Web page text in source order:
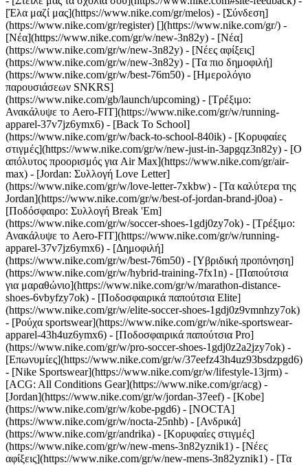
[Έλα μαζί μας](https://www.nike.com/gr/melos) - [Σύνδεση]
(https://www.nike.com/gr/register) [](https://www.nike.com/gr/) -
[Νέα](https://www.nike.com/gr/w/new-3n82y) - [Νέα]
(https://www.nike.com/gr/w/new-3n82y) - [Νέες αφίξεις]
(https://www.nike.com/gr/w/new-3n82y) - [Τα πιο δημοφιλή]
(https://www.nike.com/gr/w/best-76m50) - [Ημερολόγιο
παρουσιάσεων SNKRS]
(https://www.nike.com/gb/launch/upcoming) - [Τρέξιμο:
Ανακάλυψε το Aero-FIT](https://www.nike.com/gr/w/running-
apparel-37v7jz6ymx6) - [Back To School]
(https://www.nike.com/gr/w/back-to-school-840ik) - [Κορυφαίες
στιγμές](https://www.nike.com/gr/w/new-just-in-3apgqz3n82y) - [Ο
απόλυτος προορισμός για Air Max](https://www.nike.com/gr/air-
max) - [Jordan: Συλλογή Love Letter]
(https://www.nike.com/gr/w/love-letter-7xkbw) - [Τα καλύτερα της
Jordan](https://www.nike.com/gr/w/best-of-jordan-brand-j0oa) -
[Ποδόσφαιρο: Συλλογή Break 'Em]
(https://www.nike.com/gr/w/soccer-shoes-1gdj0zy7ok) - [Τρέξιμο:
Ανακάλυψε το Aero-FIT](https://www.nike.com/gr/w/running-
apparel-37v7jz6ymx6) - [Δημοφιλή]
(https://www.nike.com/gr/w/best-76m50) - [Υβριδική προπόνηση]
(https://www.nike.com/gr/w/hybrid-training-7fx1n) - [Παπούτσια
για μαραθώνιο](https://www.nike.com/gr/w/marathon-distance-
shoes-6vbyfzy7ok) - [Ποδοσφαιρικά παπούτσια Elite]
(https://www.nike.com/gr/w/elite-soccer-shoes-1gdj0z9vmnhzy7ok)
- [Ρούχα sportswear](https://www.nike.com/gr/w/nike-sportswear-
apparel-43h4uz6ymx6) - [Ποδοσφαιρικά παπούτσια Pro]
(https://www.nike.com/gr/w/pro-soccer-shoes-1gdj0z2a2jzy7ok) -
[Επωνυμίες](https://www.nike.com/gr/w/37eefz43h4uz93bsdzpgd6)
- [Nike Sportswear](https://www.nike.com/gr/w/lifestyle-13jrm) -
[ACG: All Conditions Gear](https://www.nike.com/gr/acg) -
[Jordan](https://www.nike.com/gr/w/jordan-37eef) - [Kobe]
(https://www.nike.com/gr/w/kobe-pgd6) - [NOCTA]
(https://www.nike.com/gr/w/nocta-25nhb) - [Ανδρικά]
(https://www.nike.com/gr/andrika) - [Κορυφαίες στιγμές]
(https://www.nike.com/gr/w/new-mens-3n82yznik1) - [Νέες
αφίξεις](https://www.nike.com/gr/w/new-mens-3n82yznik1) - [Τα